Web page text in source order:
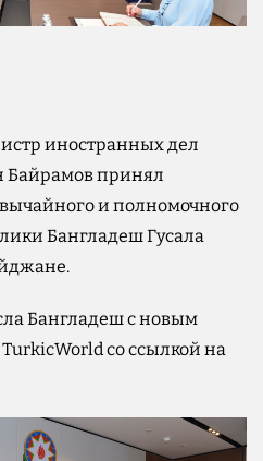
иностранных дел
Байрамов принял
и полномочного
Бангладеш Гусала
Бангладеш с новым
со ссылкой на